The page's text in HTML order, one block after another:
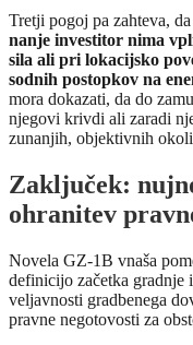
Tretji pogoj pa zahteva,
nanje investitor nima
sila ali pri lokacijsko
sodnih postopkov na
mora dokazati, da do
njegovi krivdi ali zaradi
zunanjih, objektivnih
Zaključek:
ohranitev
Novela GZ-1B vnaša
definicijo začetka gradnje
veljavnosti gradbenega
pravne negotovosti za